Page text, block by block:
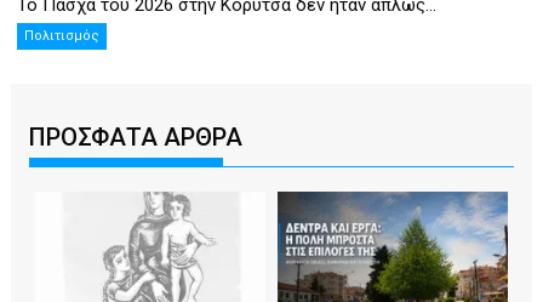
Το Πάσχα του 2026 στην Κορυτσά δεν ήταν απλώς...
Πολιτισμός
ΠΡΟΣΦΑΤΑ ΑΡΘΡΑ